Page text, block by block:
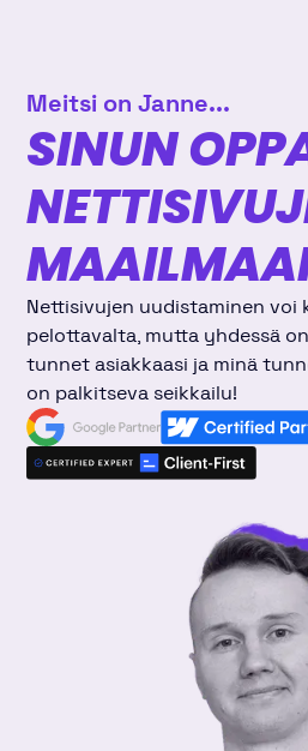
Meitsi on Janne...
SINUN
Nettisivujen uudistaminen voi
pelottavalta, mutta yhdessä
tunnet asiakkaasi ja minä
on palkitseva seikkailu!